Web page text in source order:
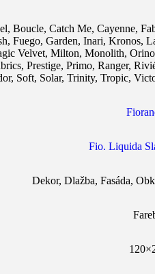
, Boucle, Catch Me, Cayenne,
, Fuego, Garden, Inari, Kronos,
Velvet, Milton, Monolith,
, Prestige, Primo, Ranger,
, Soft, Solar, Trinity, Tropic,
Fio. Liquida
Dekor, Dlažba, Fasáda,